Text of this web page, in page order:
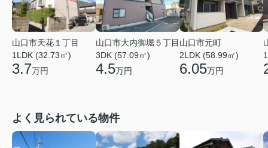
山口市天花１丁目
1LDK (32.73㎡)
3.7万円
山口市大内御堀５丁目
3DK (57.09㎡)
4.5万円
山口市元町
2LDK (58.99㎡)
6.05万円
よく見られている物件